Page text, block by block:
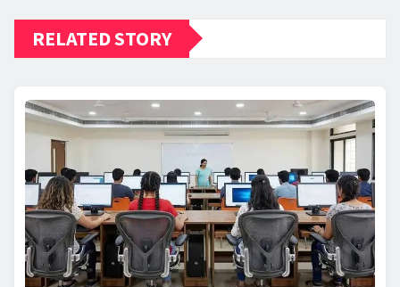
RELATED STORY